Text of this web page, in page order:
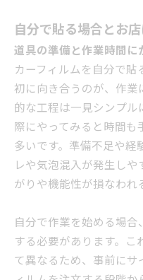
自分で貼る場合とお
道具の準備と作業時間に
カーフィルムを自分で
初に向き合うのが、作
的な工程は一見シンプ
際にやってみると時間
多いです。準備不足や経
レや気泡混入が発生し
がりや機能性が損なわれ
自分で作業を始める場
する必要があります。
て異なるため、事前に